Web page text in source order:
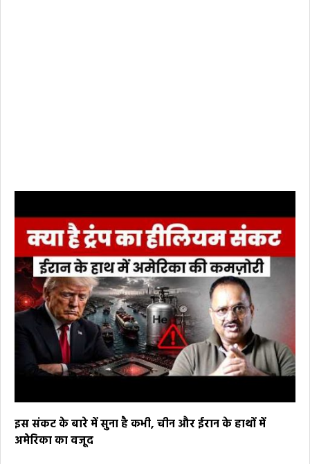
इस संकट के बारे में सुना है कभी, चीन और ईरान के हाथों में
अमेरिका का वजूद